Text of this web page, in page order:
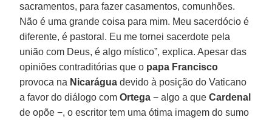
sacramentos, para fazer casamentos, comunhões.
Não é uma grande coisa para mim. Meu sacerdócio é
diferente, é pastoral. Eu me tornei sacerdote pela
união com Deus, é algo místico”, explica. Apesar das
opiniões contraditórias que o papa Francisco
provoca na Nicarágua devido à posição do Vaticano
a favor do diálogo comOrtega − algo a queCardenal
de opõe −, o escritor tem uma ótima imagem do sumo